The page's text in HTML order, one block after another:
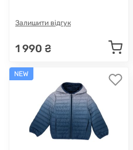
Залишити відгук
1 990 ₴
NEW